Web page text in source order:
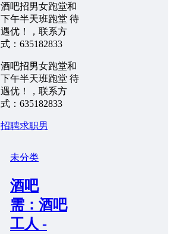
酒吧招男女跑堂和
下午半天班跑堂 待
遇优！，联系方
式：635182833
酒吧招男女跑堂和
下午半天班跑堂 待
遇优！，联系方
式：635182833
招聘求职男
未分类
酒吧
需：酒吧
工人 -